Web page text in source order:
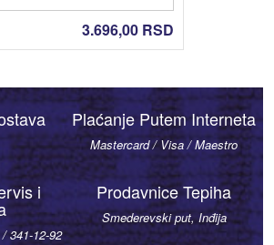
3.696,00 RSD
Plaćanje Putem Interneta
Mastercard / Visa / Maestro
i
341-12-92
Prodavnice Tepiha
Smederevski put, Inđija